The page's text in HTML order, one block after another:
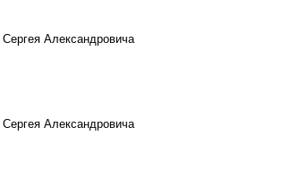
Александровича
Александровича